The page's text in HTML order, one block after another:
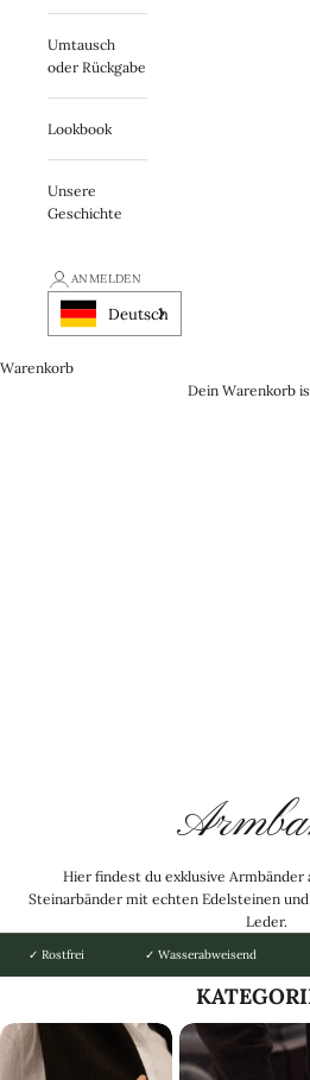
Umtausch
oder Rückgabe
Lookbook
Unsere
Geschichte
ANMELDEN
Deutsch
Warenkorb
Dein Warenkorb
Hier findest du exklusive Armbänder
Steinarbänder mit echten Edelsteinen
Leder.
✓ Rostfrei ✓ Wasserabweisend